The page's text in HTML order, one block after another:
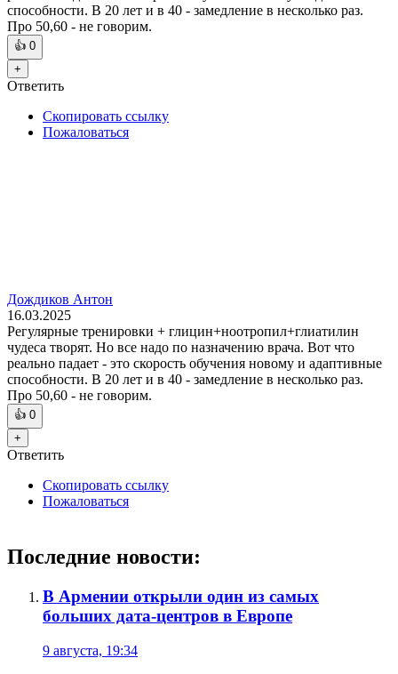
способности. В 20 лет и в 40 - замедление в несколько раз.
Про 50,60 - не говорим.
👍 0
+
Ответить
Скопировать ссылку
Пожаловаться
Дождиков Антон
16.03.2025
Регулярные тренировки + глицин+ноотропил+глиатилин
чудеса творят. Но все надо по назначению врача. Вот что
реально падает - это скорость обучения новому и адаптивные
способности. В 20 лет и в 40 - замедление в несколько раз.
Про 50,60 - не говорим.
👍 0
+
Ответить
Скопировать ссылку
Пожаловаться
Последние новости:
В Армении открыли один из самых
больших дата-центров в Европе
9 августа, 19:34